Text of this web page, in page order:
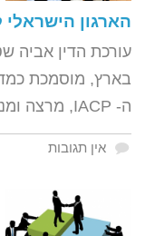
הארגון הישראלי
עורכת הדין אביה
בארץ, מוסמכת
ה- IACP, מרצה ומנהלת קבוצות
אין תגובות